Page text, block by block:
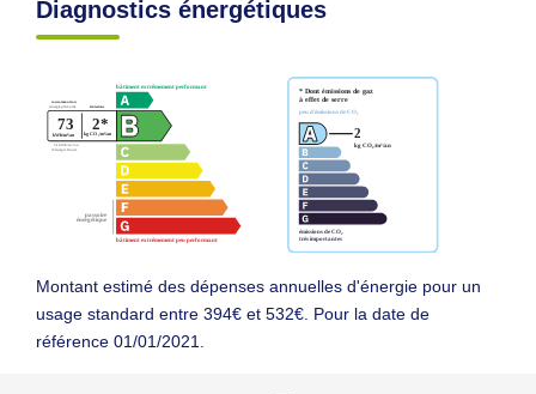
Diagnostics énergétiques
Montant estimé des dépenses annuelles d'énergie pour un
usage standard entre 394€ et 532€. Pour la date de
référence 01/01/2021.